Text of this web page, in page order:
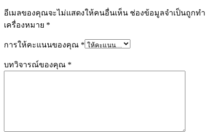
อีเมลของคุณจะไม่แสดงให้คนอื่นเห็น ช่องข้อมูลจำเป็นถูกทำ
เครื่องหมาย *
การให้คะแนนของคุณ *
บทวิจารณ์ของคุณ *